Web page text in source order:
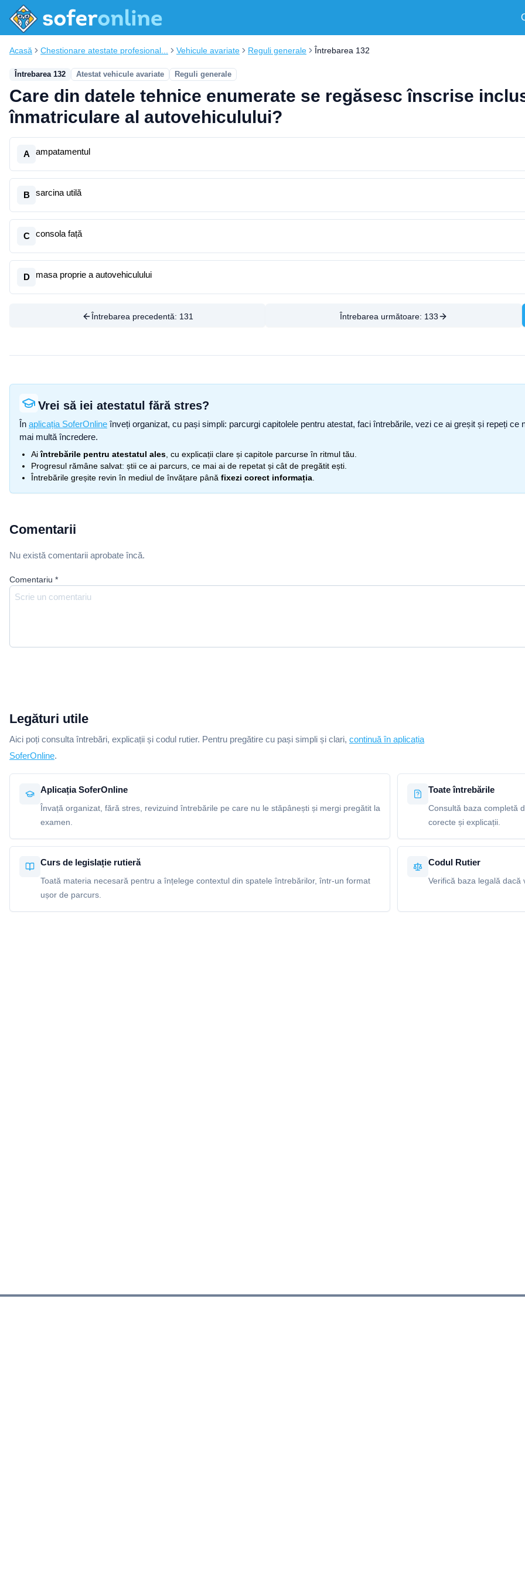
Acasă Chestionare atestate profesional... Vehicule avariate Reguli generale Întrebarea 132
Întrebarea 132 Atestat vehicule avariate Reguli generale
Care din datele tehnice enumerate se regăsesc înscrise
înmatriculare al autovehiculului?
A ampatamentul
B sarcina utilă
C consola față
D masa proprie a autovehiculului
Întrebarea precedentă: 131 Întrebarea următoare: 133
Vrei să iei atestatul fără stres?
În aplicația SoferOnline înveți organizat, cu pași simpli: parcurgi capitolele pentru atestat, faci întrebările, vezi ce ai greșit și repeți
mai multă încredere.
Aiîntrebările pentru atestatul ales , cu explicații clare și capitole parcurse în ritmul tău.
Progresul rămâne salvat: știi ce ai parcurs, ce mai ai de repetat și cât de pregătit ești.
Întrebările greșite revin în mediul de învățare până fixezi corect informația
Comentarii
Nu există comentarii aprobate încă.
Comentariu *
Legături utile
Aici poți consulta întrebări, explicații și codul rutier. Pentru pregătire cu pași simpli și clari, continuă în aplicația
SoferOnline.
Aplicația SoferOnline
Învață organizat, fără stres, revizuind întrebările pe care nu le stăpânești și mergi pregătit la
examen.
Toate întrebările
Consultă baza completă
corecte și explicații.
Curs de legislație rutieră
Toată materia necesară pentru a înțelege contextul din spatele întrebărilor, într-un format
ușor de parcurs.
Codul Rutier
Verifică baza legală dacă